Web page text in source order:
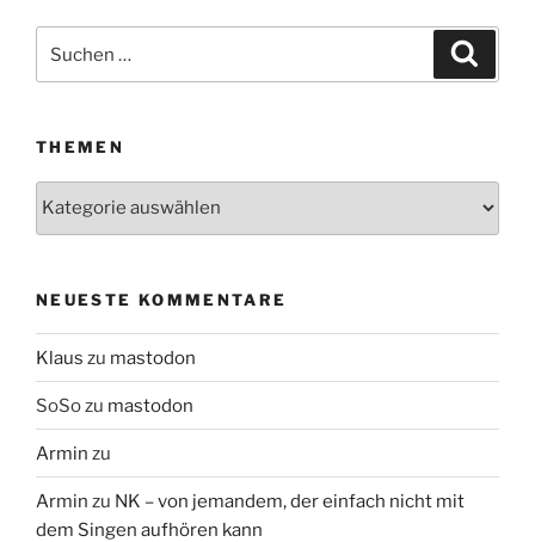
nach:
THEMEN
Themen
NEUESTE KOMMENTARE
Klaus zu mastodon
SoSozu mastodon
Armin zu
Armin zu NK – von jemandem, der einfach nicht mit
dem Singen aufhören kann